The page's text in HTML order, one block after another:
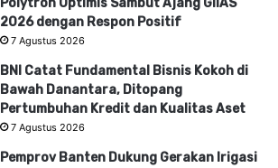
Polytron Optimis Sambut Ajang GIIAS
2026 dengan Respon Positif
7 Agustus 2026
BNI Catat Fundamental Bisnis Kokoh di
Bawah Danantara, Ditopang
Pertumbuhan Kredit dan Kualitas Aset
7 Agustus 2026
Pemprov Banten Dukung Gerakan Irigasi